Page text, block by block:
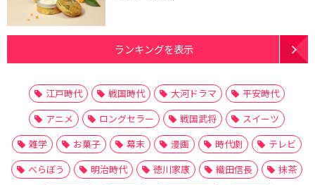
ランキングを表示
江戸時代 戦国時代 大河ドラマ
平安時代
アニメ
ロングセラー 戦国武将
スイーツ
雑学
お菓子 幕末 漫画 時代劇
テレビ
べらぼう
明治時代 徳川家康 織田信長
抹茶